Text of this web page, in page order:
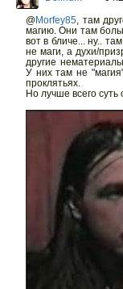
@Morfey85, там
магию. Они там
вот в бличе... ну..
не маги, а духи/
другие
У них там не
проклятьях.
Но лучше всего